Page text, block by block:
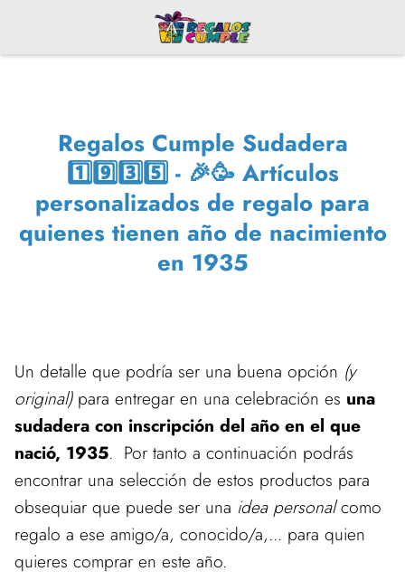
Regalos Cumple Sudadera
1️⃣9️⃣3️⃣5️⃣ - 🎉🥳 Artículos
personalizados de regalo para
quienes tienen año de nacimiento
en 1935
Un detalle que podría ser una buena opción (y
original)para entregar en una celebración es una
sudadera con inscripción del año en el que
nació, 1935. Por tanto a continuación podrás
encontrar una selección de estos productos para
obsequiar que puede ser una idea personalcomo
regalo a ese amigo/a, conocido/a,... para quien
quieres comprar en este año.